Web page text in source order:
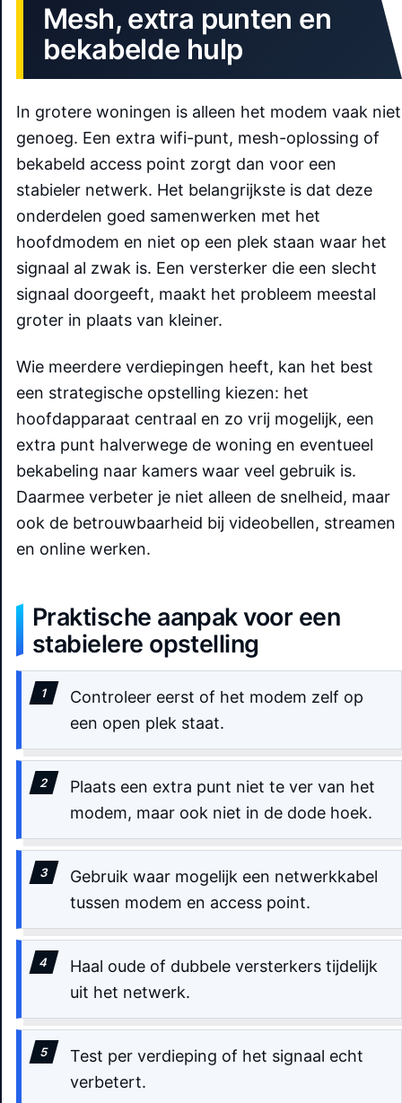
Mesh, extra punten en
bekabelde hulp
In grotere woningen is alleen het modem vaak niet
genoeg. Een extra wifi-punt, mesh-oplossing of
bekabeld access point zorgt dan voor een
stabieler netwerk. Het belangrijkste is dat deze
onderdelen goed samenwerken met het
hoofdmodem en niet op een plek staan waar het
signaal al zwak is. Een versterker die een slecht
signaal doorgeeft, maakt het probleem meestal
groter in plaats van kleiner.
Wie meerdere verdiepingen heeft, kan het best
een strategische opstelling kiezen: het
hoofdapparaat centraal en zo vrij mogelijk, een
extra punt halverwege de woning en eventueel
bekabeling naar kamers waar veel gebruik is.
Daarmee verbeter je niet alleen de snelheid, maar
ook de betrouwbaarheid bij videobellen, streamen
en online werken.
Praktische aanpak voor een
stabielere opstelling
Controleer eerst of het modem zelf op
een open plek staat.
Plaats een extra punt niet te ver van het
modem, maar ook niet in de dode hoek.
Gebruik waar mogelijk een netwerkkabel
tussen modem en access point.
Haal oude of dubbele versterkers tijdelijk
uit het netwerk.
Test per verdieping of het signaal echt
verbetert.